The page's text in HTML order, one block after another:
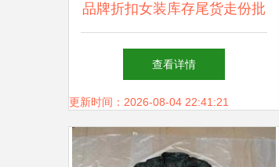
品牌折扣女装库存尾货走份批
发解析 18年夏高端真丝连衣
裙的机遇与策略
查看详情
更新时间：2026-08-04 22:41:21